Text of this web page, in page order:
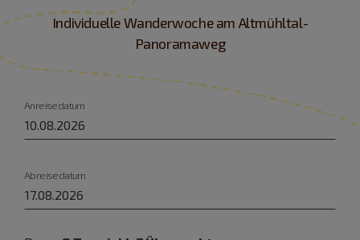
Individuelle Wanderwoche am Altmühltal-
Panoramaweg
Anreisedatum
Abreisedatum